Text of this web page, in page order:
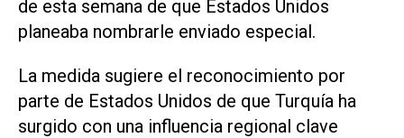
de esta semana de que Estados Unidos
planeaba nombrarle enviado especial.
La medida sugiere el reconocimiento por
parte de Estados Unidos de que Turquía ha
surgido con una influencia regional clave